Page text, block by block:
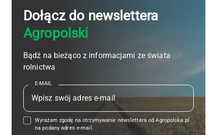
Dołącz do newslettera
Agropolski
Bądź na bieżąco z informacjami ze świata
rolnictwa
E-MAIL
Wyrażam zgodę na otrzymywanie newslettera od Agropolska.pl
na podany adres e-mail.